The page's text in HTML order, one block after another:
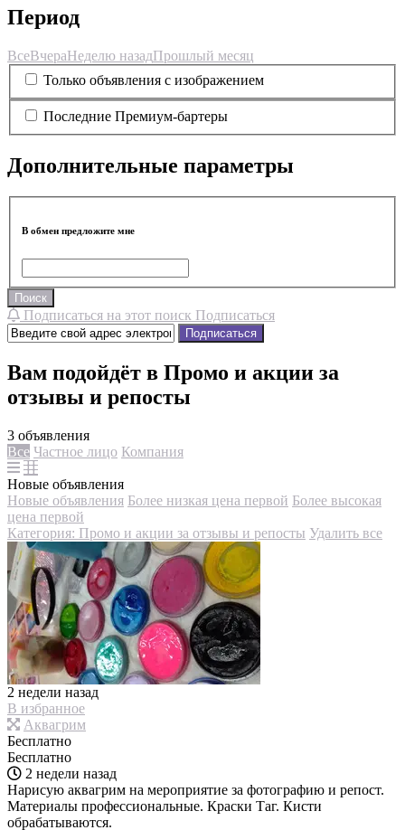
Период
ВсеВчераНеделю назадПрошлый месяц
Только объявления с изображением
Последние Премиум-бартеры
Дополнительные параметры
В обмен предложите мне
Поиск
Подписаться на этот поиск Подписаться
Подписаться
Вам подойдёт в Промо и акции за
отзывы и репосты
3 объявления
Все Частное лицо Компания
Новые объявления
Новые объявления Более низкая цена первой Более высокая
цена первой
Категория: Промо и акции за отзывы и репосты Удалить все
2 недели назад
В избранное
Аквагрим
Бесплатно
Бесплатно
2 недели назад
Нарисую аквагрим на мероприятие за фотографию и репост.
Материалы профессиональные. Краски Таг. Кисти
обрабатываются.